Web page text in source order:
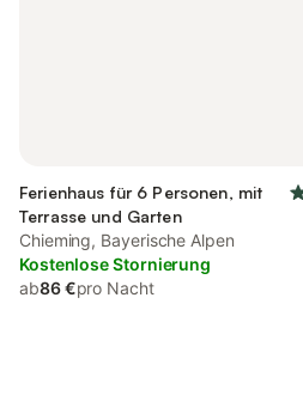
Ferienhaus für 6 Personen, mit
Terrasse und Garten
Chieming, Bayerische Alpen
Kostenlose Stornierung
ab86 €pro Nacht